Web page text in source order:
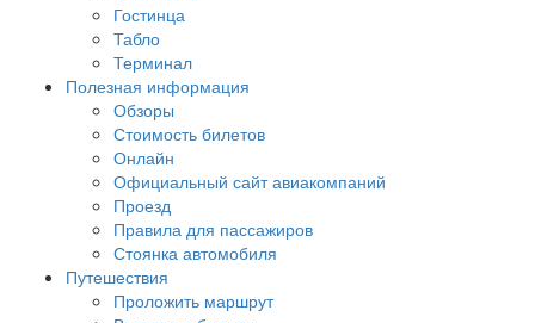
Гостинца
Табло
Терминал
Полезная информация
Обзоры
Стоимость билетов
Онлайн
Официальный сайт авиакомпаний
Проезд
Правила для пассажиров
Стоянка автомобиля
Путешествия
Проложить маршрут